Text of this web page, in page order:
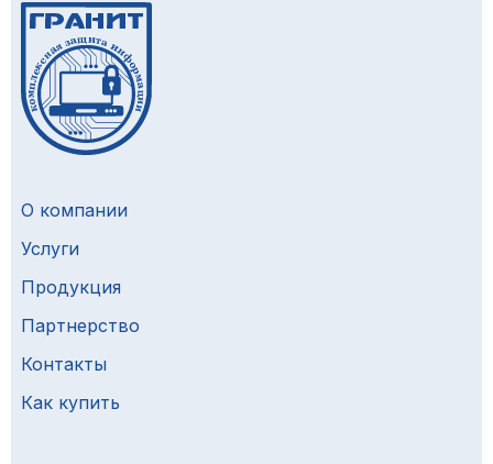
О компании
Услуги
Продукция
Партнерство
Контакты
Как купить